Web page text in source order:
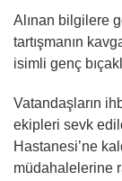
Alınan bilgilere
tartışmanın
isimli genç
Vatandaşların
ekipleri sevk
Hastanesi’ne
müdahalelerine